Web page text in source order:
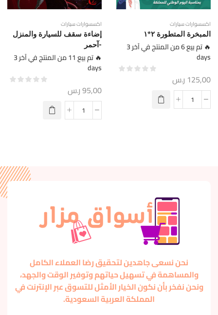
اكسسوارات سيارات
المبخرة المتطورة ٢*١
🔥 تم بيع 6 من المنتج في آخر 3
days
125,00 ر.س
اكسسوارات سيارات
إضاءة سقف للسيارة والمنزل
-آحمر
🔥 تم بيع 11 من المنتج في آخر 3
days
95,00ر.س
نحن نسعى جاهدين لتحقيق رضا العملاء الكامل
والمساهمة في تسهيل حياتهم وتوفير الوقت والجهد،
ونحن نفخر بأن نكون الخيار الأمثل للتسوق عبر الإنترنت في
المملكة العربية السعودية.